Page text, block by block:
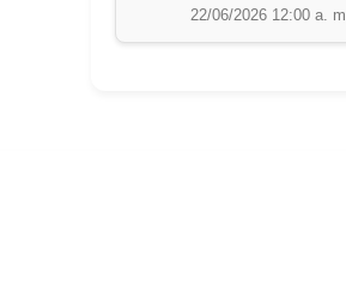
22/06/2026 12:00 a. m.